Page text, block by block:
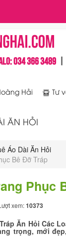
034 366 3489 |
Hải
Tư
ĂN HỎI
Áo Dài Ăn Hỏi
Bê Đỡ Tráp
Phục
xem:10373
Ăn Hỏi Các
trọng, mới